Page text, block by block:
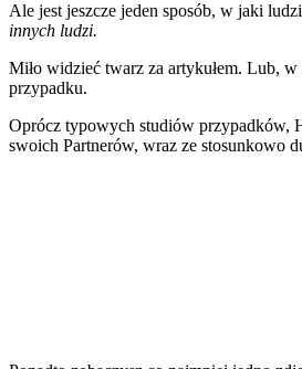
Ale jest jeszcze jeden sposób, w jaki
innych ludzi.
Miło widzieć twarz za artykułem. Lub,
przypadku.
Oprócz typowych studiów przypadków,
swoich Partnerów, wraz ze stosunkowo